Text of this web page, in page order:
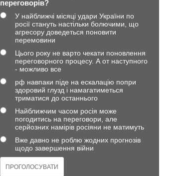
переговорів?
У найближчі місяці удари України по
росії стануть настільки болючими, що
агресору доведеться поновити
перемовини
Цього року не варто чекати поновлення
переговорного процесу. А от наступного
- можливо все
рф навпаки піде на ескалацію попри
здоровий глузд і намагатиметься
триматися до останнього
Найближчим часом росія може
погодитись на переговори, але
серйозних намірів росіяни не матимуть
Вже давно не роблю жодних прогнозів
щодо завершення війни